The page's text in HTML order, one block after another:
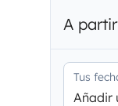
A
Tus
Añadir